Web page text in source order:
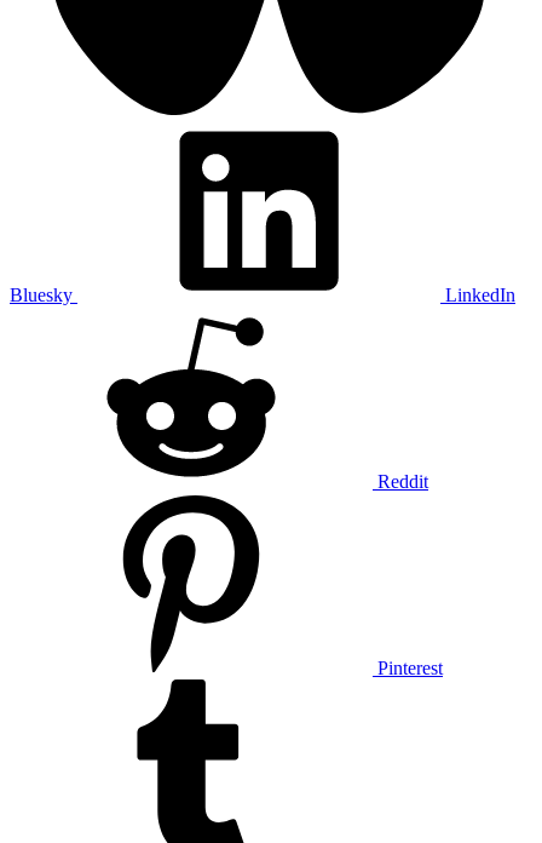
Bluesky LinkedIn
Reddit
Pinterest